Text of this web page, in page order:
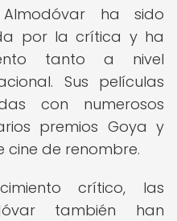
ha sido
por la crítica y ha
tanto a nivel
Sus películas
con numerosos
premios Goya y
cine de renombre.
crítico, las
también han